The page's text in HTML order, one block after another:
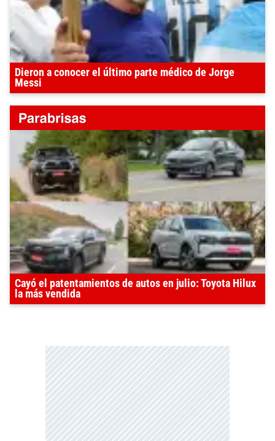
Dieron a conocer el último parte médico de Jorge
Messi
Cayó el patentamientos de autos en julio: Toyota Hilux
la más vendida